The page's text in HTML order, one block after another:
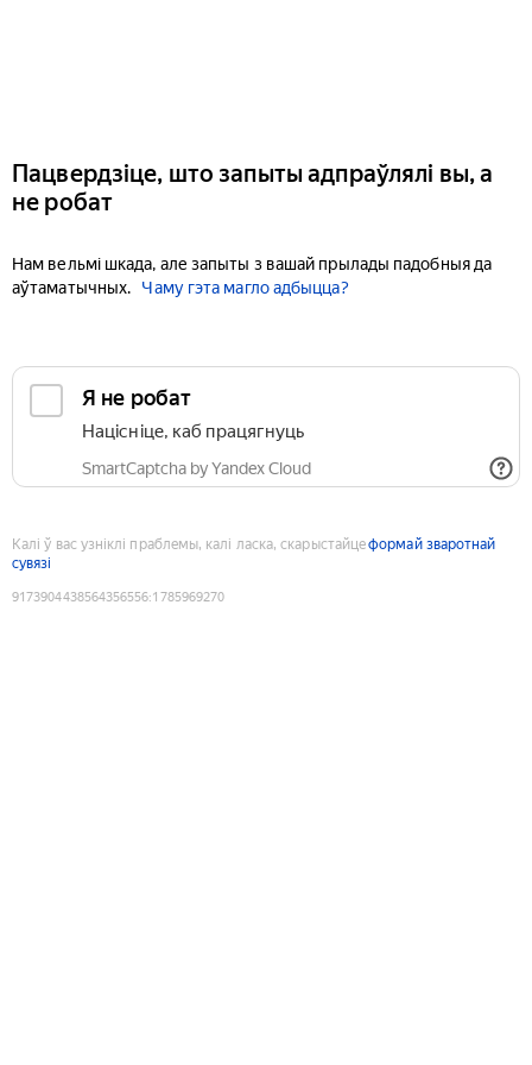
Пацвердзіце, што запыты адпраўлялі вы, а
не робат
Нам вельмі шкада, але запыты з вашай прылады падобныя да
аўтаматычных.
Чаму гэта магло адбыцца?
Я не робат
Націсніце, каб працягнуць
SmartCaptcha by Yandex Cloud
Калі ў вас узніклі праблемы, калі ласка, скарыстайцеформай зваротнай
сувязі
9173904438564356556:1785969270